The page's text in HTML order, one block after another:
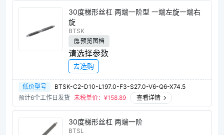
30度梯形丝杠 两端一阶型 一端左旋一端右
旋
BTSK
预览图档
请选择参数
去选购
低价型号
BTSK-C2-D10-L197.0-F3-S27.0-V6-Q6-X74.5
预计6个工作日发货 未税单价：¥158.89 查看详情
30度梯形丝杠 两端一阶
BTSL